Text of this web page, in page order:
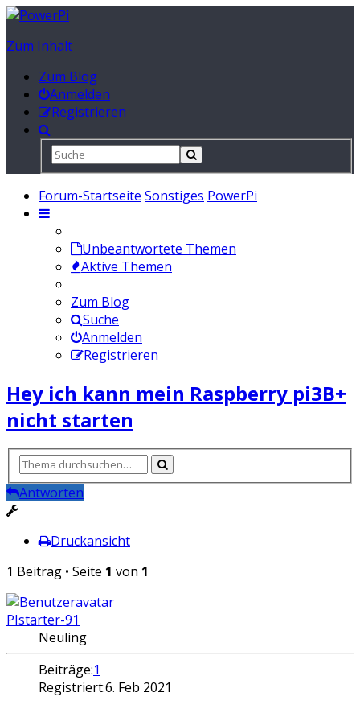
Zum Inhalt
Zum Blog
Anmelden
Registrieren
Forum-Startseite Sonstiges PowerPi
Unbeantwortete Themen
Aktive Themen
Zum Blog
Suche
Anmelden
Registrieren
Hey ich kann mein Raspberry pi3B+
nicht starten
Antworten
Druckansicht
1 Beitrag • Seite 1 von 1
PIstarter-91
Neuling
Beiträge:1
Registriert:6. Feb 2021